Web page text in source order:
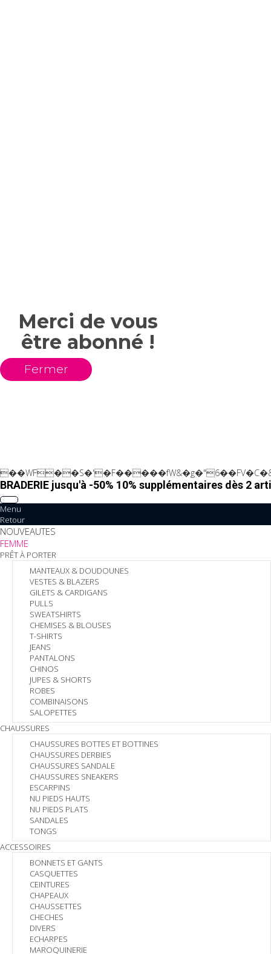
Merci de vous
être abonné !
Fermer
BRADERIE jusqu'à -50% 10% supplémentaires dès 2
Menu
Retour
NOUVEAUTES
FEMME
PRÊT À PORTER
MANTEAUX & DOUDOUNES
VESTES & BLAZERS
GILETS & CARDIGANS
PULLS
SWEATSHIRTS
CHEMISES & BLOUSES
T-SHIRTS
JEANS
PANTALONS
CHINOS
JUPES & SHORTS
ROBES
COMBINAISONS
SALOPETTES
CHAUSSURES
CHAUSSURES BOTTES ET BOTTINES
CHAUSSURES DERBIES
CHAUSSURES SANDALE
CHAUSSURES SNEAKERS
ESCARPINS
NU PIEDS HAUTS
NU PIEDS PLATS
SANDALES
TONGS
ACCESSOIRES
BONNETS ET GANTS
CASQUETTES
CEINTURES
CHAPEAUX
CHAUSSETTES
CHECHES
DIVERS
ECHARPES
MAROQUINERIE